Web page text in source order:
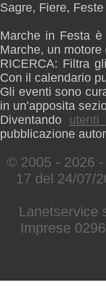
Sagre, Fiere,
Marche in Festa
Marche, un
RICERCA: Filtra
Con il calendario
Gli eventi sono
in un'apposita
Diventando utenti
pubblicazione
© 2005 - 2026
17 del 24/07/
Lanetservice
Imprese